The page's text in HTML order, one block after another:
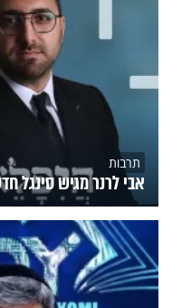
תרבות
אבי לרנר מגיש סינגל